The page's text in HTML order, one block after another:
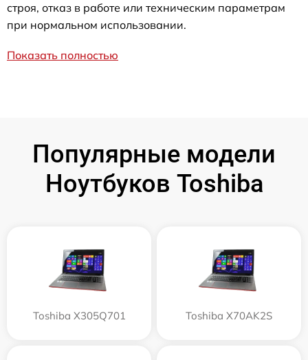
строя, отказ в работе или техническим параметрам
при нормальном использовании.
Показать полностью
Популярные модели
Ноутбуков Toshiba
Toshiba X305Q701 Toshiba X70AK2S